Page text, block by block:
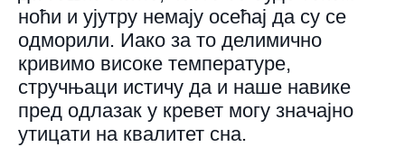
ноћи и ујутру немају осећај да су се
одморили. Иако за то делимично
кривимо високе температуре,
стручњаци истичу да и наше навике
пред одлазак у кревет могу значајно
утицати на квалитет сна.